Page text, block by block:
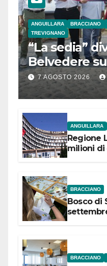
ANGUILLARA BRACCIANO
TREVIGNANO
“La sedia”
Belvedere
Bracciano:
7 AGOSTO 2026
ANGUILLARA
Regione
milioni di
BRACCIANO
Bosco di
BRACCIANO